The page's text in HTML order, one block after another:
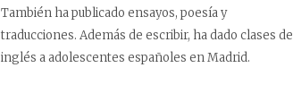
También ha publicado ensayos, poesía y
traducciones. Además de escribir, ha dado clases de
inglés a adolescentes españoles en Madrid.